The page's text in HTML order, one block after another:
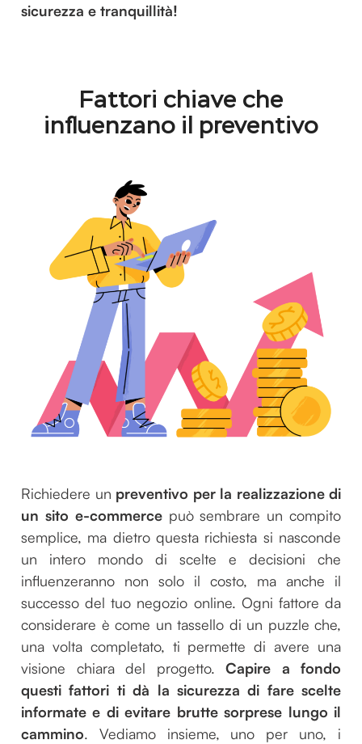
sicurezza e tranquillità!
Fattori chiave che
influenzano il preventivo
Richiedere un preventivo per la realizzazione di
un sito e-commercepuò sembrare un compito
semplice, ma dietro questa richiesta si nasconde
un intero mondo di scelte e decisioni che
influenzeranno non solo il costo, ma anche il
successo del tuo negozio online. Ogni fattore da
considerare è come un tassello di un puzzle che,
una volta completato, ti permette di avere una
visione chiara del progetto. Capire a fondo
questi fattori ti dà la sicurezza di fare scelte
informate e di evitare brutte sorprese lungo il
cammino. Vediamo insieme, uno per uno, i